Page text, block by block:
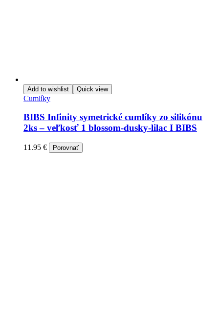
Add to wishlist Quick view
Cumlíky
BIBS Infinity symetrické cumlíky zo silikónu
2ks – veľkosť 1 blossom-dusky-lilac I BIBS
11.95 € Porovnať